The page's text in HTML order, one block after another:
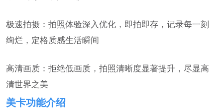
极速拍摄：拍照体验深入优化，即拍即存，记录每一刻
绚烂，定格质感生活瞬间
高清画质：拒绝低画质，拍照清晰度显著提升，尽显高
清世界之美
美卡功能介绍